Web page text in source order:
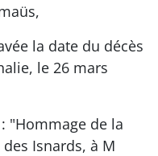
la date du décès
le 26 mars
"Hommage de la
Isnards, à M